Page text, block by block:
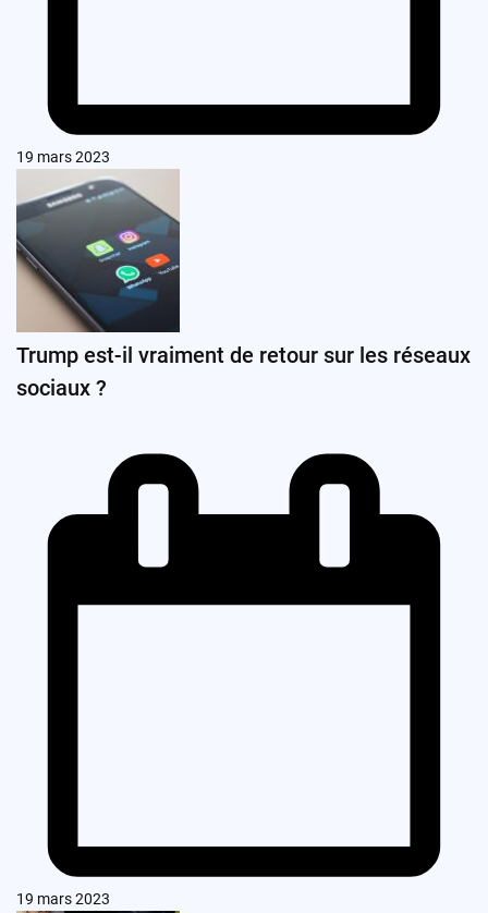
19 mars 2023
Trump est-il vraiment de retour sur les réseaux
sociaux ?
19 mars 2023